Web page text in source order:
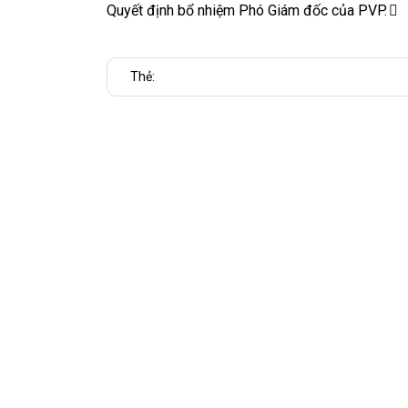
Quyết định bổ nhiệm Phó Giám đốc của PVP.
Thẻ: